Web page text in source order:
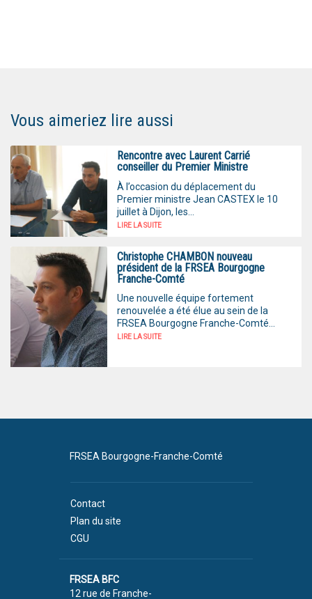
Vous aimeriez lire aussi
Rencontre avec Laurent Carrié
conseiller du Premier Ministre
À l’occasion du déplacement du
Premier ministre Jean CASTEX le 10
juillet à Dijon, les...
LIRE LA SUITE
Christophe CHAMBON nouveau
président de la FRSEA Bourgogne
Franche-Comté
Une nouvelle équipe fortement
renouvelée a été élue au sein de la
FRSEA Bourgogne Franche-Comté...
LIRE LA SUITE
FRSEA Bourgogne-Franche-Comté
Contact
Plan du site
CGU
FRSEA BFC
12 rue de Franche-